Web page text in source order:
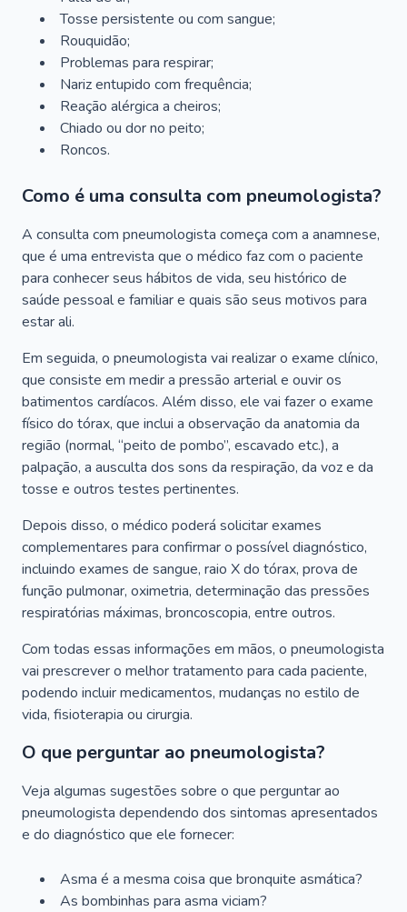
Tosse persistente ou com sangue;
Rouquidão;
Problemas para respirar;
Nariz entupido com frequência;
Reação alérgica a cheiros;
Chiado ou dor no peito;
Roncos.
Como é uma consulta com pneumologista?
A consulta com pneumologista começa com a anamnese,
que é uma entrevista que o médico faz com o paciente
para conhecer seus hábitos de vida, seu histórico de
saúde pessoal e familiar e quais são seus motivos para
estar ali.
Em seguida, o pneumologista vai realizar o exame clínico,
que consiste em medir a pressão arterial e ouvir os
batimentos cardíacos. Além disso, ele vai fazer o exame
físico do tórax, que inclui a observação da anatomia da
região (normal, “peito de pombo”, escavado etc.), a
palpação, a ausculta dos sons da respiração, da voz e da
tosse e outros testes pertinentes.
Depois disso, o médico poderá solicitar exames
complementares para confirmar o possível diagnóstico,
incluindo exames de sangue, raio X do tórax, prova de
função pulmonar, oximetria, determinação das pressões
respiratórias máximas, broncoscopia, entre outros.
Com todas essas informações em mãos, o pneumologista
vai prescrever o melhor tratamento para cada paciente,
podendo incluir medicamentos, mudanças no estilo de
vida, fisioterapia ou cirurgia.
O que perguntar ao pneumologista?
Veja algumas sugestões sobre o que perguntar ao
pneumologista dependendo dos sintomas apresentados
e do diagnóstico que ele fornecer:
Asma é a mesma coisa que bronquite asmática?
As bombinhas para asma viciam?